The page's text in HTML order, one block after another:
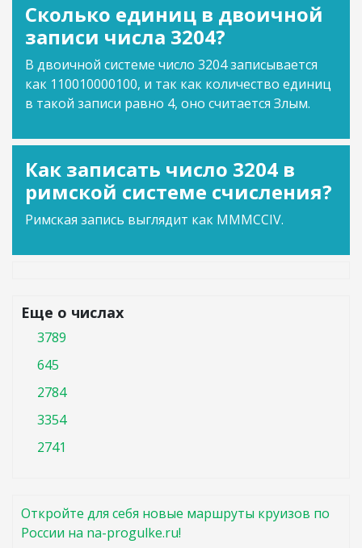
Сколько единиц в двоичной
записи числа 3204?
В двоичной системе число 3204 записывается
как 110010000100, и так как количество единиц
в такой записи равно 4, оно считается Злым.
Как записать число 3204 в
римской системе счисления?
Римская запись выглядит как MMMCCIV.
Еще о числах
3789
645
2784
3354
2741
Откройте для себя новые маршруты круизов по
России на na-progulke.ru!